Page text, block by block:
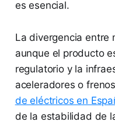
es esencial.
La divergencia entre
aunque el producto
regulatorio y la
aceleradores o
de eléctricos en
de la estabilidad de